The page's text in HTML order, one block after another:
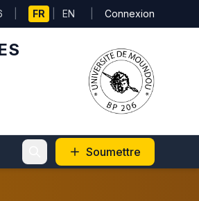
FR EN Connexion
Soumettre